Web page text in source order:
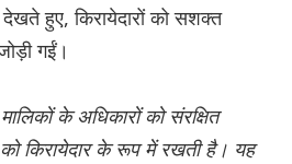
हुए, किरायेदारों को सशक्त
गईं।
के अधिकारों को संरक्षित
को किरायेदार के रूप में रखती है। यह